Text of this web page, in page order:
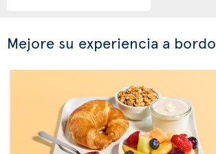
Mejore su experiencia a bordo